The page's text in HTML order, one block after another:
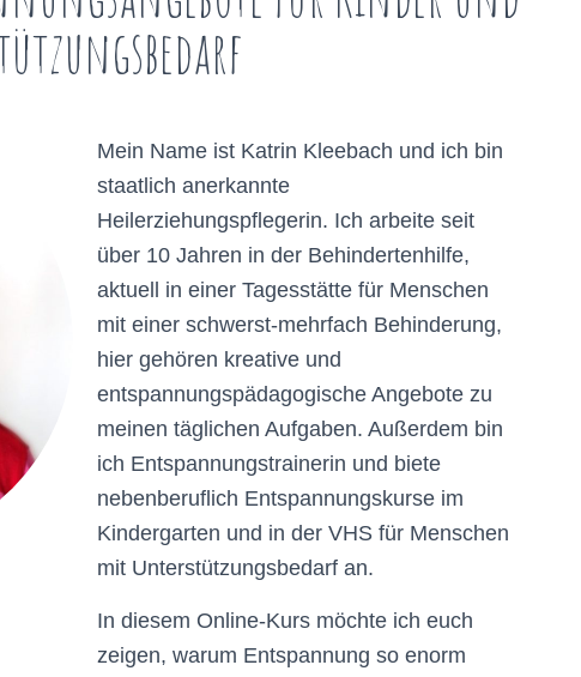
Mein Name ist Katrin Kleebach und ich bin
staatlich anerkannte
Heilerziehungspflegerin. Ich arbeite seit
über 10 Jahren in der Behindertenhilfe,
aktuell in einer Tagesstätte für Menschen
mit einer schwerst-mehrfach Behinderung,
hier gehören kreative und
entspannungspädagogische Angebote zu
meinen täglichen Aufgaben. Außerdem bin
ich Entspannungstrainerin und biete
nebenberuflich Entspannungskurse im
Kindergarten und in der VHS für Menschen
mit Unterstützungsbedarf an.
In diesem Online-Kurs möchte ich euch
zeigen, warum Entspannung so enorm